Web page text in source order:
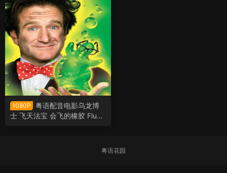
1080P
粤语配音电影乌龙博
士 飞天法宝 会飞的橡胶 Flubb
粤语花园